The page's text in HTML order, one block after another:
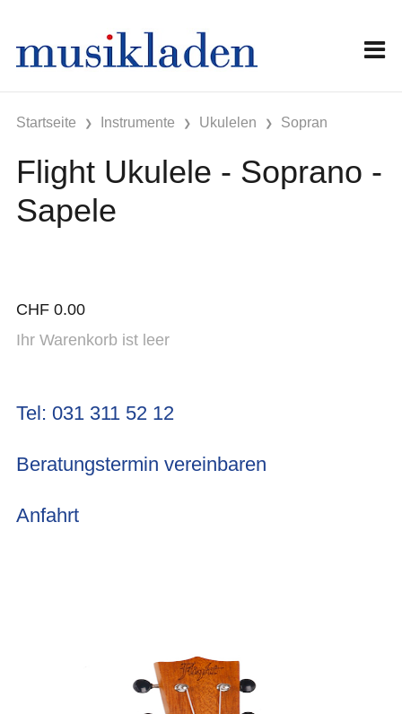
Startseite Instrumente Ukulelen Sopran
Flight Ukulele - Soprano -
Sapele
CHF 0.00
Ihr Warenkorb ist leer
Tel: 031 311 52 12
Beratungstermin vereinbaren
Anfahrt